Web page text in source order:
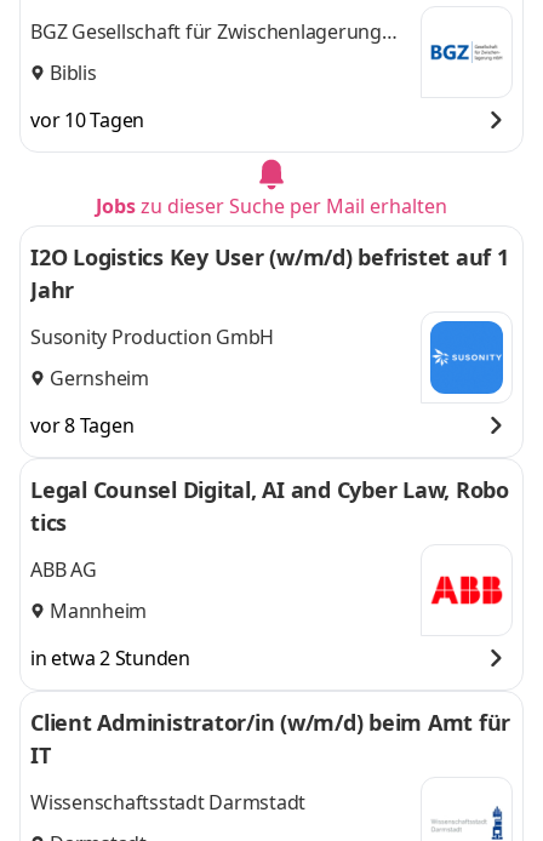
BGZ Gesellschaft für Zwischenlagerung
mbHBiblis
vor 10 Tagen
Jobszu dieser Suche per Mail erhalten
I2O Logistics Key User (w/m/d) befristet auf 1
Jahr
Susonity Production GmbH
Gernsheim
vor 8 Tagen
Legal Counsel Digital, AI and Cyber Law, Robo
tics
ABB AG
Mannheim
in etwa 2 Stunden
Client Administrator/in (w/m/d) beim Amt für
IT
Wissenschaftsstadt Darmstadt